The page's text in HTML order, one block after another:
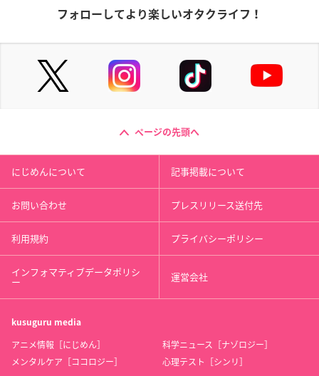
フォローしてより楽しいオタクライフ！
ページの先頭へ
にじめんについて 記事掲載について
お問い合わせ プレスリリース送付先
利用規約 プライバシーポリシー
インフォマティブデータポリシ
ー 運営会社
kusuguru media
アニメ情報［にじめん］
科学ニュース［ナゾロジー］
メンタルケア［ココロジー］
心理テスト［シンリ］